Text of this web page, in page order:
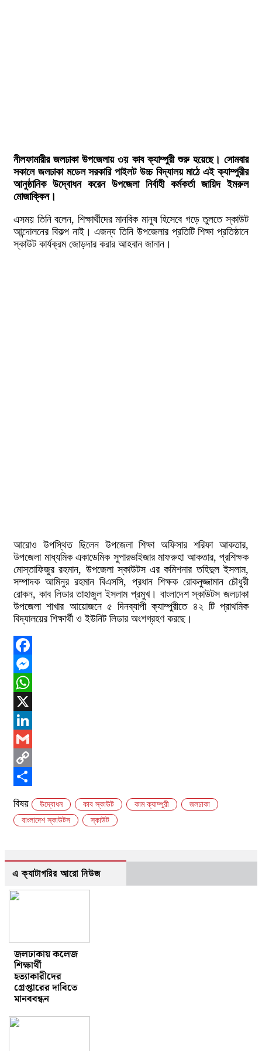
নীলফামারীর জলঢাকা উপজেলায় ৩য় কাব ক্যাম্পুরী শুরু হয়েছে। সোমবার
সকালে জলঢাকা মডেল সরকারি পাইলট উচ্চ বিদ্যালয় মাঠে এই ক্যাম্পুরীর
আনুষ্ঠানিক উদ্বোধন করেন উপজেলা নির্বাহী কর্মকর্তা জায়িদ ইমরুল
মোজাক্কিন।
এসময় তিনি বলেন, শিক্ষার্থীদের মানবিক মানুষ হিসেবে গড়ে তুলতে স্কাউট
আন্দোলনের বিকল্প নাই। এজন্য তিনি উপজেলার প্রতিটি শিক্ষা প্রতিষ্ঠানে
স্কাউট কার্যক্রম জোড়দার করার আহবান জানান।
আরোও উপস্থিত ছিলেন উপজেলা শিক্ষা অফিসার শরিফা আকতার,
উপজেলা মাধ্যমিক একাডেমিক সুপারভাইজার মাফরুহা আকতার, প্রশিক্ষক
মোস্তাফিজুর রহমান, উপজেলা স্কাউটস এর কমিশনার তহিদুল ইসলাম,
সম্পাদক আমিনুর রহমান বিএসসি, প্রধান শিক্ষক রোকনুজ্জামান চৌধুরী
রোকন, কাব লিডার তাহাজুল ইসলাম প্রমুখ। বাংলাদেশ স্কাউটস জলঢাকা
উপজেলা শাখার আয়োজনে ৫ দিনব্যাপী ক্যাম্পুরীতে ৪২ টি প্রাথমিক
বিদ্যালয়ের শিক্ষার্থী ও ইউনিট লিডার অংশগ্রহণ করছে।
Facebook
Messenger
WhatsApp
X
LinkedIn
Gmail
Copy
Link
Share
বিষয় উদ্বোধন কাব স্কাউট কাম ক্যাম্পুরী
জলঢাকা
বাংলাদেশ স্কাউটস
স্কাউট
এ ক্যাটাগরির আরো নিউজ
জলঢাকায় কলেজ
শিক্ষার্থী
হত্যাকারীদের
গ্রেপ্তারের দাবিতে
মানববন্ধন